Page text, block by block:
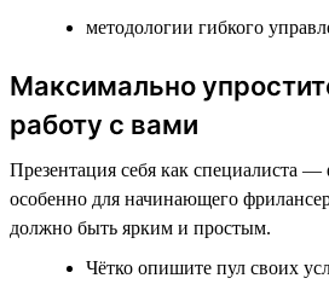
методологии гибкого
Максимально
работу с вами
Презентация себя как специалиста —
особенно для начинающего
должно быть ярким и простым.
Чётко опишите пул своих